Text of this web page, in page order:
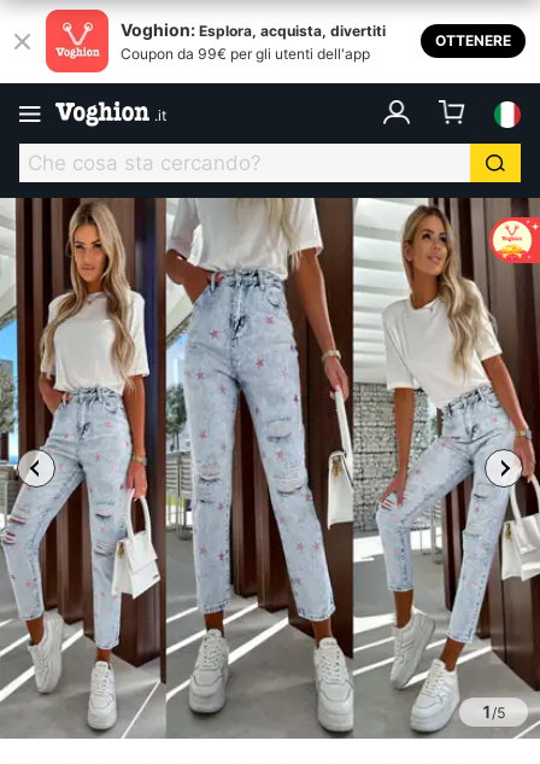
Voghion: Esplora, acquista, divertiti
Coupon da 99€ per gli utenti dell'app
OTTENERE
.it
1/5